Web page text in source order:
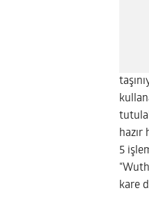
hazır
5
kare